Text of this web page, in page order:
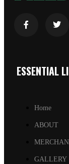
ESSENTIAL
Home
ABOUT
GALLERY